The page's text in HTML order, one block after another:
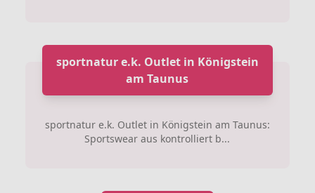
sportnatur e.k. Outlet in Königstein
am Taunus
sportnatur e.k. Outlet in Königstein am Taunus:
Sportswear aus kontrolliert b...